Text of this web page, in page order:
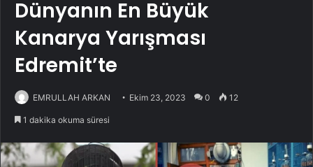
Dünyanın En Büyük
Kanarya Yarışması
Edremit’te
EMRULLAH ARKAN Ekim 23, 2023 0 12
1 dakika okuma süresi